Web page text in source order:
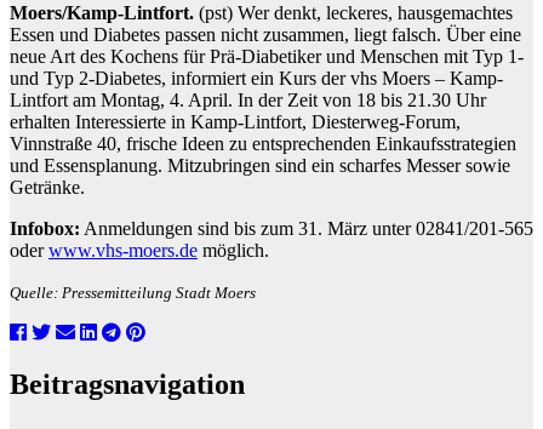
Moers/Kamp-Lintfort. (pst) Wer denkt, leckeres, hausgemachtes
Essen und Diabetes passen nicht zusammen, liegt falsch. Über eine
neue Art des Kochens für Prä-Diabetiker und Menschen mit Typ 1-
und Typ 2-Diabetes, informiert ein Kurs der vhs Moers – Kamp-
Lintfort am Montag, 4. April. In der Zeit von 18 bis 21.30 Uhr
erhalten Interessierte in Kamp-Lintfort, Diesterweg-Forum,
Vinnstraße 40, frische Ideen zu entsprechenden Einkaufsstrategien
und Essensplanung. Mitzubringen sind ein scharfes Messer sowie
Getränke.
Infobox: Anmeldungen sind bis zum 31. März unter 02841/201-565
oderwww.vhs-moers.de möglich.
Quelle: Pressemitteilung Stadt Moers
Beitragsnavigation